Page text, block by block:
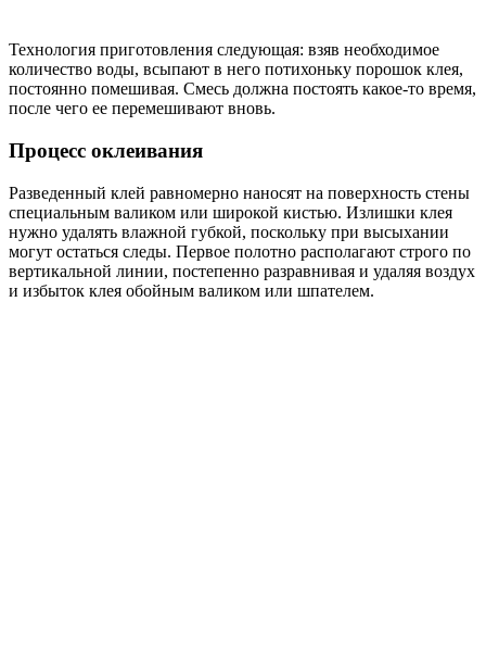
Технология приготовления следующая: взяв необходимое
количество воды, всыпают в него потихоньку порошок клея,
постоянно помешивая. Смесь должна постоять какое-то время,
после чего ее перемешивают вновь.
Процесс оклеивания
Разведенный клей равномерно наносят на поверхность стены
специальным валиком или широкой кистью. Излишки клея
нужно удалять влажной губкой, поскольку при высыхании
могут остаться следы. Первое полотно располагают строго по
вертикальной линии, постепенно разравнивая и удаляя воздух
и избыток клея обойным валиком или шпателем.